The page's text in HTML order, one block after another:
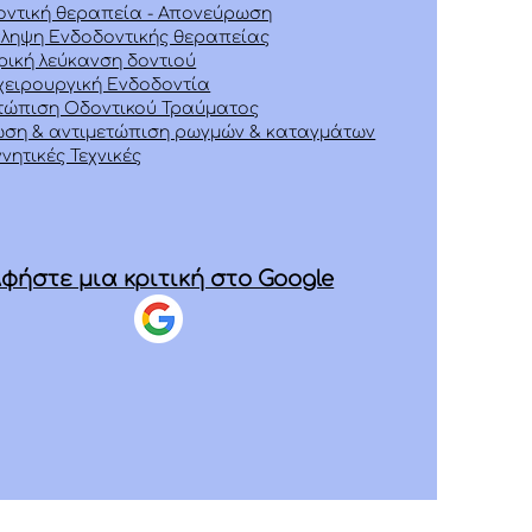
θεραπεία - Απονεύρωση
Ενδοδοντικής θεραπείας
λεύκανση δοντιού
Ενδοδοντία
Οδοντικού Τραύματος
& αντιμετώπιση ρωγμών & καταγμάτων
Τεχνικές
μια κριτική στο Google